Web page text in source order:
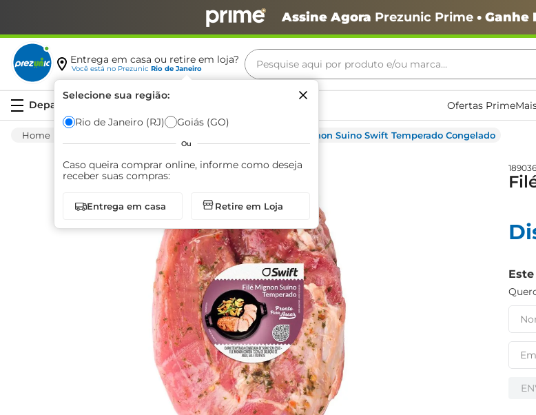
Assine Agora Prezunic Prime• Ganhe
Entrega em casa ou retire em loja?
Você está no Prezunic Rio de Janeiro
Selecione sua região:
Rio de Janeiro (RJ) Goiás (GO)
Ou
Caso queira comprar online, informe como deseja
receber suas compras:
Entrega em casa Retire em Loja
Pesquise aqui por produto e/ou marca...
Ofertas Prime
Filé Mignon Suino Swift Temperado Congelado
Termos mais buscados
café
arroz
biscoito
azeite
iogurte
papel higiênico
cerveja